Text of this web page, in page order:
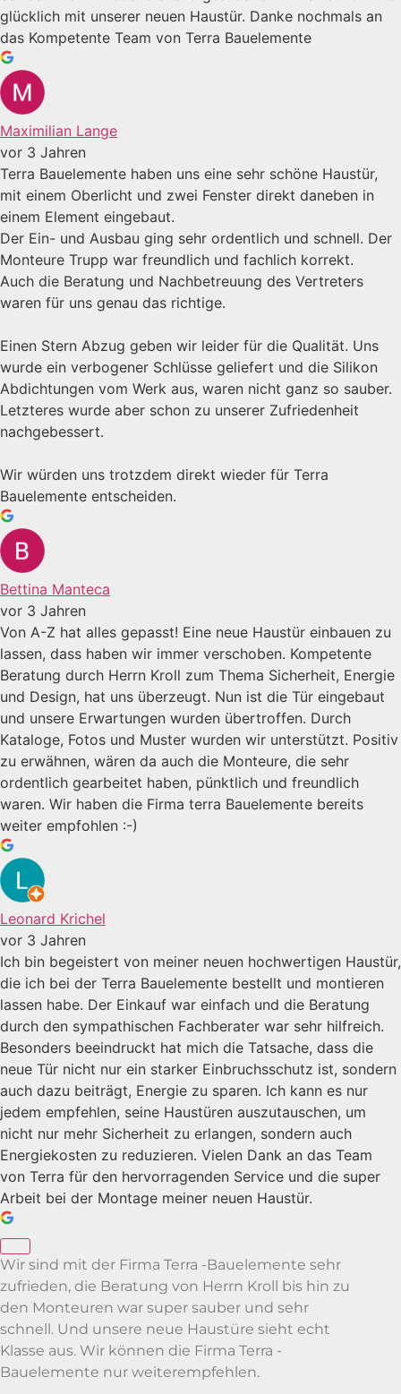
glücklich mit unserer neuen Haustür. Danke nochmals an
das Kompetente Team von Terra Bauelemente
Maximilian Lange
vor 3 Jahren
Terra Bauelemente haben uns eine sehr schöne Haustür,
mit einem Oberlicht und zwei Fenster direkt daneben in
einem Element eingebaut.
Der Ein- und Ausbau ging sehr ordentlich und schnell. Der
Monteure Trupp war freundlich und fachlich korrekt.
Auch die Beratung und Nachbetreuung des Vertreters
waren für uns genau das richtige.
Einen Stern Abzug geben wir leider für die Qualität. Uns
wurde ein verbogener Schlüsse geliefert und die Silikon
Abdichtungen vom Werk aus, waren nicht ganz so sauber.
Letzteres wurde aber schon zu unserer Zufriedenheit
nachgebessert.
Wir würden uns trotzdem direkt wieder für Terra
Bauelemente entscheiden.
Bettina Manteca
vor 3 Jahren
Von A-Z hat alles gepasst! Eine neue Haustür einbauen zu
lassen, dass haben wir immer verschoben. Kompetente
Beratung durch Herrn Kroll zum Thema Sicherheit, Energie
und Design, hat uns überzeugt. Nun ist die Tür eingebaut
und unsere Erwartungen wurden übertroffen. Durch
Kataloge, Fotos und Muster wurden wir unterstützt. Positiv
zu erwähnen, wären da auch die Monteure, die sehr
ordentlich gearbeitet haben, pünktlich und freundlich
waren. Wir haben die Firma terra Bauelemente bereits
weiter empfohlen :-)
Leonard Krichel
vor 3 Jahren
Ich bin begeistert von meiner neuen hochwertigen Haustür,
die ich bei der Terra Bauelemente bestellt und montieren
lassen habe. Der Einkauf war einfach und die Beratung
durch den sympathischen Fachberater war sehr hilfreich.
Besonders beeindruckt hat mich die Tatsache, dass die
neue Tür nicht nur ein starker Einbruchsschutz ist, sondern
auch dazu beiträgt, Energie zu sparen. Ich kann es nur
jedem empfehlen, seine Haustüren auszutauschen, um
nicht nur mehr Sicherheit zu erlangen, sondern auch
Energiekosten zu reduzieren. Vielen Dank an das Team
von Terra für den hervorragenden Service und die super
Arbeit bei der Montage meiner neuen Haustür.
Wir sind mit der Firma Terra -Bauelemente sehr
zufrieden, die Beratung von Herrn Kroll bis hin zu
den Monteuren war super sauber und sehr
schnell. Und unsere neue Haustüre sieht echt
Klasse aus. Wir können die Firma Terra -
Bauelemente nur weiterempfehlen.